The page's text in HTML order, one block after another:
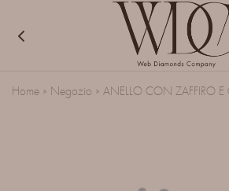
S.r.l.
(Web
pensati
per
Home » Negozio » ANELLO CON ZAFFIRO